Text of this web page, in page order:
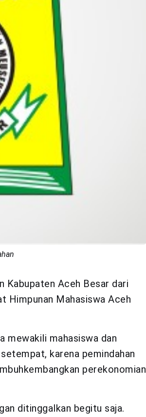
Kabupaten Aceh Besar dari
Himpunan Mahasiswa Aceh
mewakili mahasiswa dan
karena pemindahan
perekonomian
ditinggalkan begitu saja.